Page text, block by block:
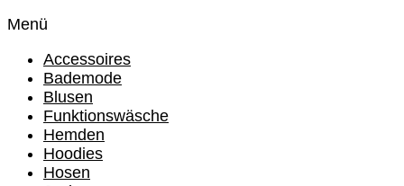
Menü
Accessoires
Bademode
Blusen
Funktionswäsche
Hemden
Hoodies
Hosen